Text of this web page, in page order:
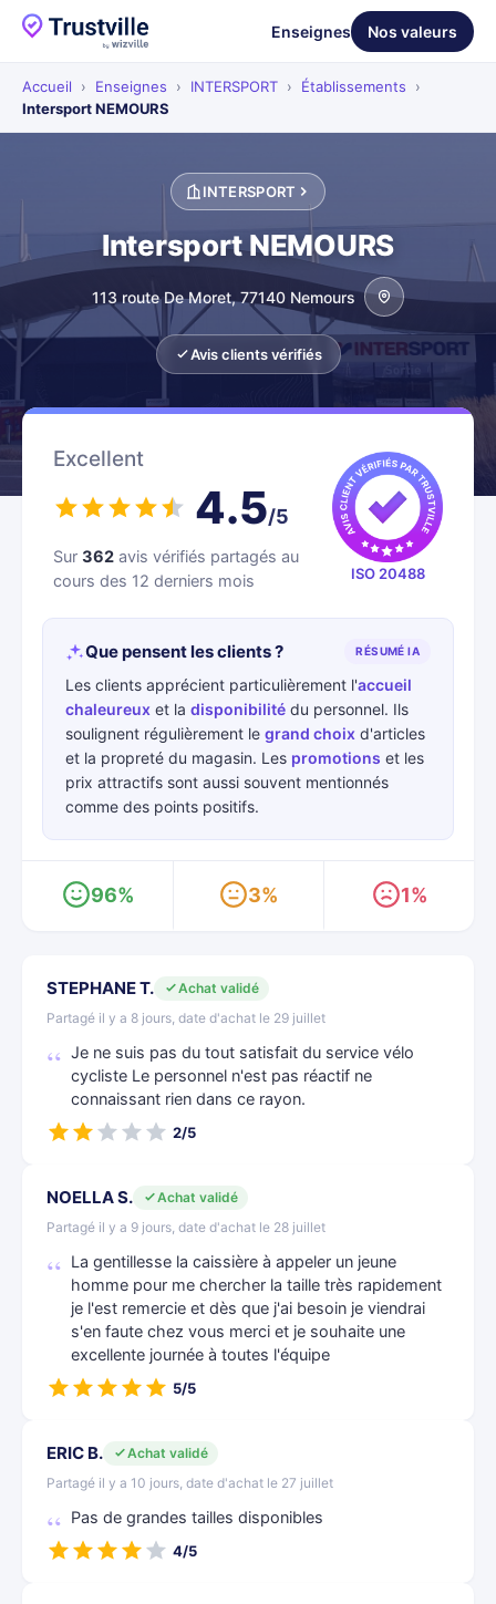
Enseignes Nos valeurs
Accueil › Enseignes › INTERSPORT › Établissements
›
Intersport NEMOURS
INTERSPORT
Intersport NEMOURS
113 route De Moret, 77140 Nemours
Avis clients vérifiés
Excellent
4.5/5
Sur 362 avis vérifiés partagés au
cours des 12 derniers mois
ISO 20488
Que pensent les clients ? RÉSUMÉ IA
Les clients apprécient particulièrement l'accueil
chaleureux et la disponibilité du personnel. Ils
soulignent régulièrement le grand choix d'articles
et la propreté du magasin. Les promotions et les
prix attractifs sont aussi souvent mentionnés
comme des points positifs.
96% 3% 1%
STEPHANE T.
Achat validé
Partagé il y a 8 jours, date d'achat le 29 juillet
Je ne suis pas du tout satisfait du service vélo
cycliste Le personnel n'est pas réactif ne
connaissant rien dans ce rayon.
2/5
NOELLA S.
Achat validé
Partagé il y a 9 jours, date d'achat le 28 juillet
La gentillesse la caissière à appeler un jeune
homme pour me chercher la taille très rapidement
je l'est remercie et dès que j'ai besoin je viendrai
s'en faute chez vous merci et je souhaite une
excellente journée à toutes l'équipe
5/5
ERIC B.
Achat validé
Partagé il y a 10 jours, date d'achat le 27 juillet
Pas de grandes tailles disponibles
4/5